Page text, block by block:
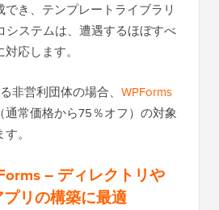
き、テンプレートライブラリ
システムは、遭遇するほぼすべ
応します。
非営利団体の場合、 WPForms
（通常価格から75％オフ）の対象
。
– ディレクトリや
リの構築に最適